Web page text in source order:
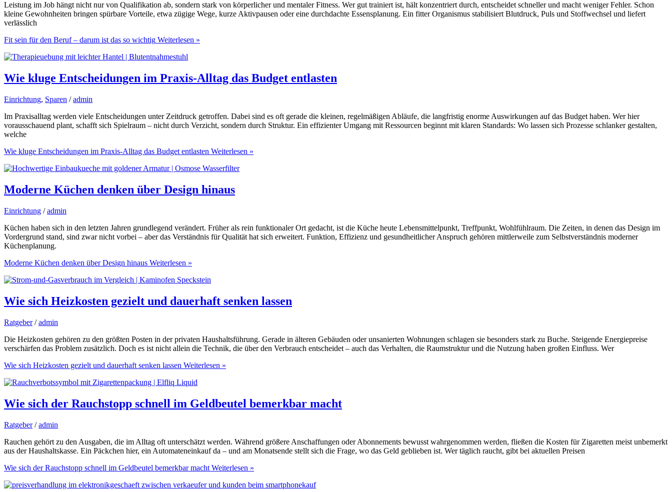
Leistung im Job hängt nicht nur von Qualifikation ab, sondern stark von körperlicher und mentaler Fitness. Wer gut trainiert ist, hält konzentriert durch, entscheidet schneller und macht weniger Fehler. Schon
kleine Gewohnheiten bringen spürbare Vorteile, etwa zügige Wege, kurze Aktivpausen oder eine durchdachte Essensplanung. Ein fitter Organismus stabilisiert Blutdruck, Puls und Stoffwechsel und liefert
verlässlich
Fit sein für den Beruf – darum ist das so wichtig Weiterlesen »
Wie kluge Entscheidungen im Praxis-Alltag das Budget entlasten
Einrichtung, Sparen /admin
Im Praxisalltag werden viele Entscheidungen unter Zeitdruck getroffen. Dabei sind es oft gerade die kleinen, regelmäßigen Abläufe, die langfristig enorme Auswirkungen auf das Budget haben. Wer hier
vorausschauend plant, schafft sich Spielraum – nicht durch Verzicht, sondern durch Struktur. Ein effizienter Umgang mit Ressourcen beginnt mit klaren Standards: Wo lassen sich Prozesse schlanker gestalten,
welche
Wie kluge Entscheidungen im Praxis-Alltag das Budget entlasten Weiterlesen »
Moderne Küchen denken über Design hinaus
Einrichtung /admin
Küchen haben sich in den letzten Jahren grundlegend verändert. Früher als rein funktionaler Ort gedacht, ist die Küche heute Lebensmittelpunkt, Treffpunkt, Wohlfühlraum. Die Zeiten, in denen das Design im
Vordergrund stand, sind zwar nicht vorbei – aber das Verständnis für Qualität hat sich erweitert. Funktion, Effizienz und gesundheitlicher Anspruch gehören mittlerweile zum Selbstverständnis moderner
Küchenplanung.
Moderne Küchen denken über Design hinaus Weiterlesen »
Wie sich Heizkosten gezielt und dauerhaft senken lassen
Ratgeber/admin
Die Heizkosten gehören zu den größten Posten in der privaten Haushaltsführung. Gerade in älteren Gebäuden oder unsanierten Wohnungen schlagen sie besonders stark zu Buche. Steigende Energiepreise
verschärfen das Problem zusätzlich. Doch es ist nicht allein die Technik, die über den Verbrauch entscheidet – auch das Verhalten, die Raumstruktur und die Nutzung haben großen Einfluss. Wer
Wie sich Heizkosten gezielt und dauerhaft senken lassen Weiterlesen »
Wie sich der Rauchstopp schnell im Geldbeutel bemerkbar macht
Ratgeber/admin
Rauchen gehört zu den Ausgaben, die im Alltag oft unterschätzt werden. Während größere Anschaffungen oder Abonnements bewusst wahrgenommen werden, fließen die Kosten für Zigaretten meist unbemerkt
aus der Haushaltskasse. Ein Päckchen hier, ein Automateneinkauf da – und am Monatsende stellt sich die Frage, wo das Geld geblieben ist. Wer täglich raucht, gibt bei aktuellen Preisen
Wie sich der Rauchstopp schnell im Geldbeutel bemerkbar macht Weiterlesen »